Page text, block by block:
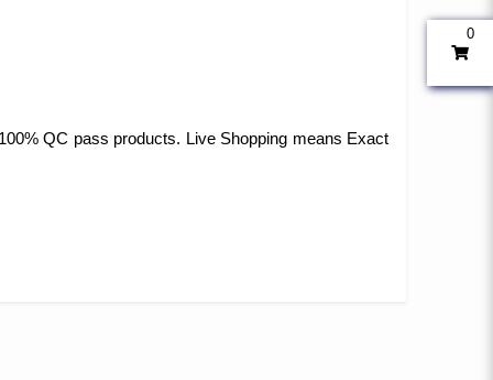
QC pass products. Live Shopping means Exact
0